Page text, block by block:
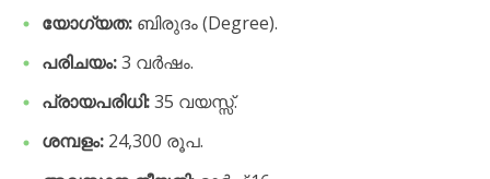
യോഗ്യത:ബിരുദം (Degree).
പരിചയം:3 വർഷം.
പ്രായപരിധി:35 വയസ്സ്.
ശമ്പളം:24,300 രൂപ.